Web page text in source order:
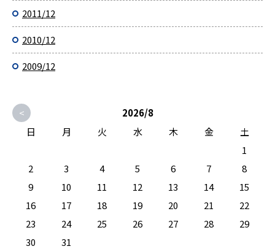
2011/12
2010/12
2009/12
<
2026/8
日
月 火 水 木 金
土
1
2
3 4 5 6 7
8
9
10 11 12 13 14
15
16
17 18 19 20 21
22
23
24 25 26 27 28
29
30
31